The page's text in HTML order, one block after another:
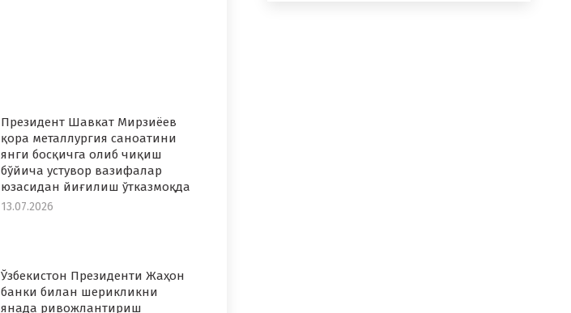
Президент Шавкат Мирзиёев
қора металлургия саноатини
янги босқичга олиб чиқиш
бўйича устувор вазифалар
юзасидан йиғилиш ўтказмоқда
13.07.2026
Ўзбекистон Президенти Жаҳон
банки билан шерикликни
янада ривожлантириш